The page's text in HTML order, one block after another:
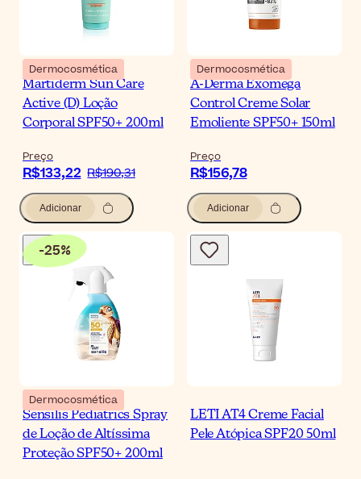
Dermocosmética
Martiderm Sun Care
Active (D) Loção
Corporal SPF50+ 200ml
Preço
R$133,22 R$190,31
Adicionar
Dermocosmética
A-Derma Exomega
Control Creme Solar
Emoliente SPF50+ 150ml
Preço
R$156,78
Adicionar
-25%
Dermocosmética
Sensilis Pediatrics Spray
de Loção de Altíssima
Proteção SPF50+ 200ml
LETI AT4 Creme Facial
Pele Atópica SPF20 50ml